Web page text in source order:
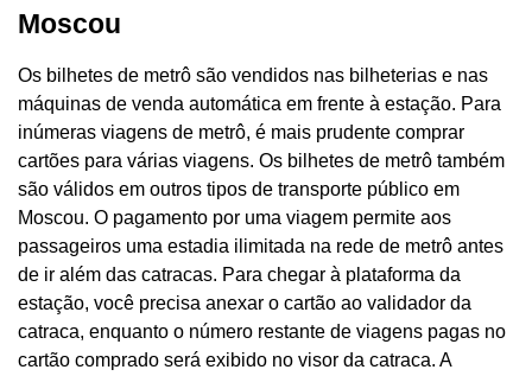
Moscou
Os bilhetes de metrô são vendidos nas bilheterias e nas
máquinas de venda automática em frente à estação. Para
inúmeras viagens de metrô, é mais prudente comprar
cartões para várias viagens. Os bilhetes de metrô também
são válidos em outros tipos de transporte público em
Moscou. O pagamento por uma viagem permite aos
passageiros uma estadia ilimitada na rede de metrô antes
de ir além das catracas. Para chegar à plataforma da
estação, você precisa anexar o cartão ao validador da
catraca, enquanto o número restante de viagens pagas no
cartão comprado será exibido no visor da catraca. A